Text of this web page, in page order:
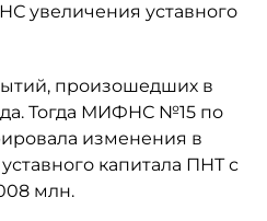
увеличения уставного
произошедших в
Тогда МИФНС №15 по
изменения в
капитала ПНТ с
млн.